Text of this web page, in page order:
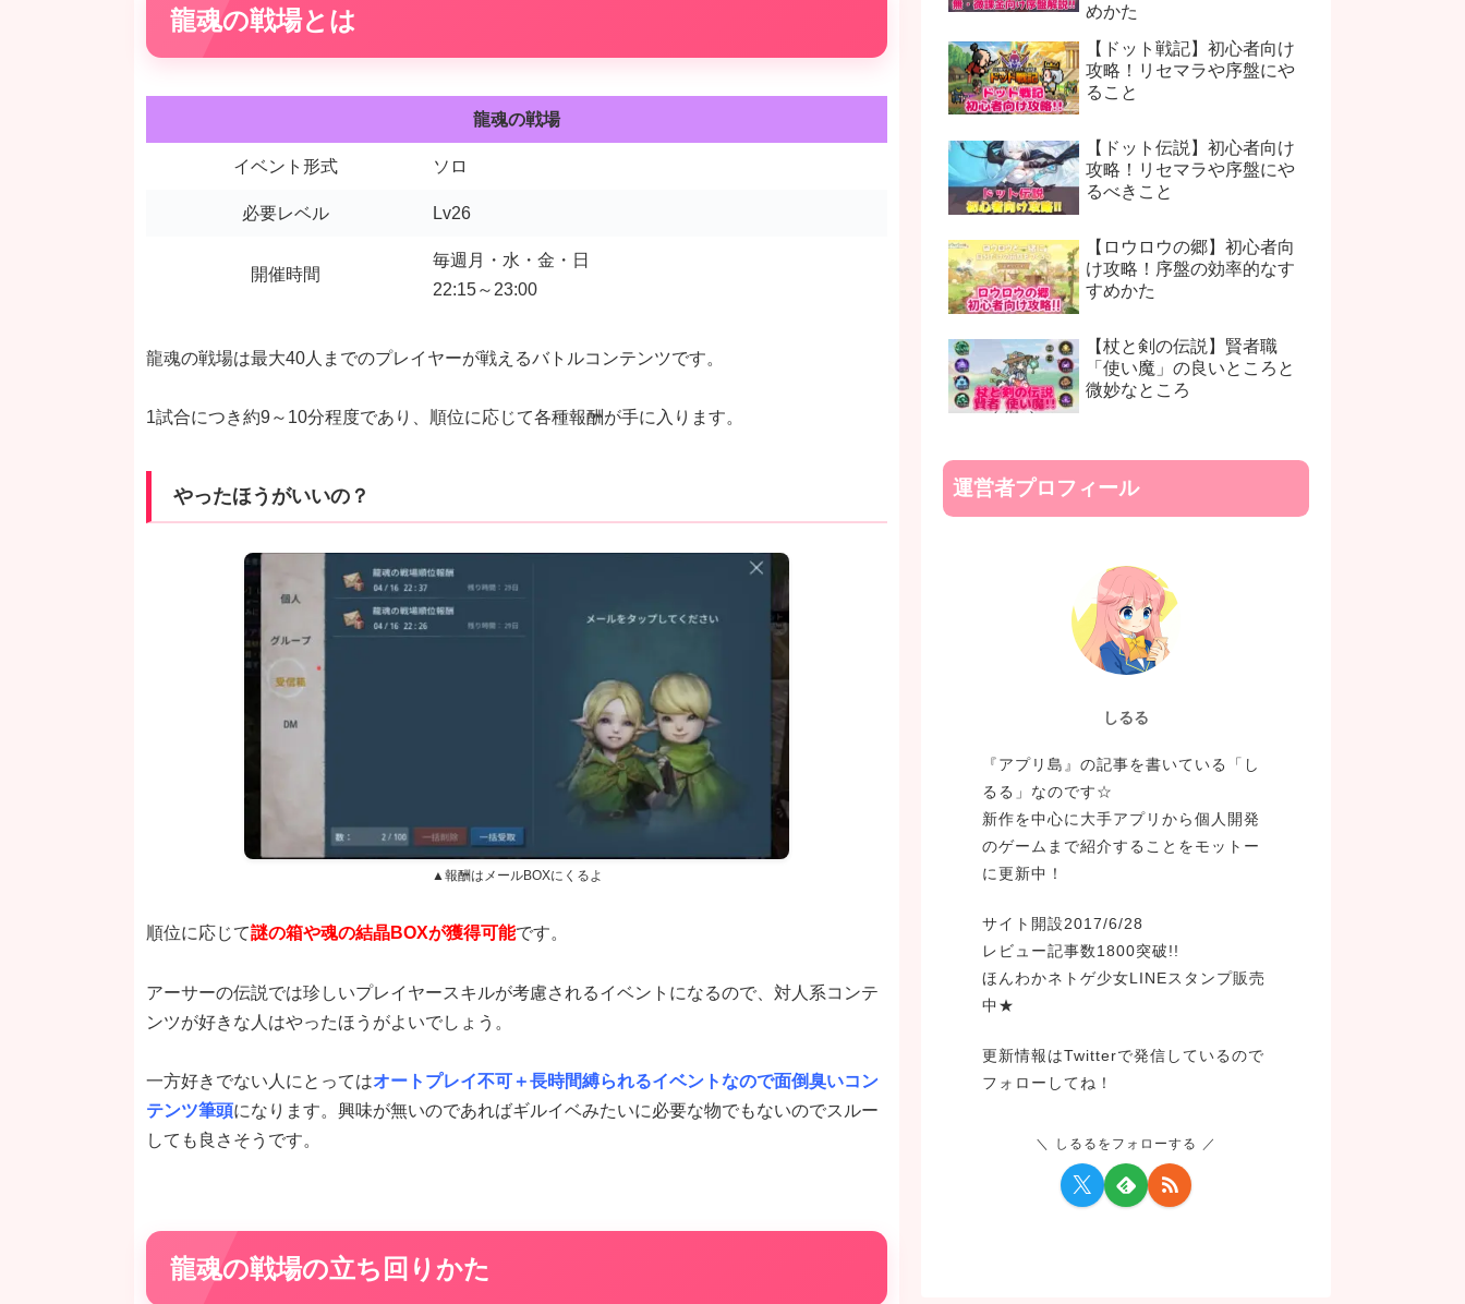
龍魂の戦場とは
龍魂の戦場
イベント形式 ソロ
必要レベル Lv26
開催時間
毎週月・水・金・日
22:15～23:00
龍魂の戦場は最大40人までのプレイヤーが戦えるバトルコンテンツです。
1試合につき約9～10分程度であり、順位に応じて各種報酬が手に入ります。
やったほうがいいの？
▲報酬はメールBOXにくるよ
順位に応じて謎の箱や魂の結晶BOXが獲得可能です。
アーサーの伝説では珍しいプレイヤースキルが考慮されるイベントになるので、対人系コンテ
ンツが好きな人はやったほうがよいでしょう。
一方好きでない人にとってはオートプレイ不可＋長時間縛られるイベントなので面倒臭いコン
テンツ筆頭になります。興味が無いのであればギルイベみたいに必要な物でもないのでスルー
しても良さそうです。
龍魂の戦場の立ち回りかた
めかた
【ドット戦記】初心者向け
攻略！リセマラや序盤にや
ること
【ドット伝説】初心者向け
攻略！リセマラや序盤にや
るべきこと
【ロウロウの郷】初心者向
け攻略！序盤の効率的なす
すめかた
【杖と剣の伝説】賢者職
「使い魔」の良いところと
微妙なところ
運営者プロフィール
しるる
『アプリ島』の記事を書いている「し
るる」なのです☆
新作を中心に大手アプリから個人開発
のゲームまで紹介することをモットー
に更新中！
サイト開設2017/6/28
レビュー記事数1800突破!!
ほんわかネトゲ少女LINEスタンプ販売
中★
更新情報はTwitterで発信しているので
フォローしてね！
しるるをフォローする